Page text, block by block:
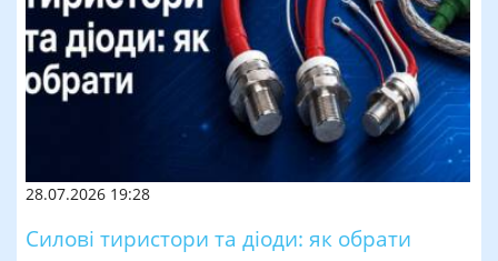
28.07.2026 19:28
Силові тиристори та діоди: як обрати